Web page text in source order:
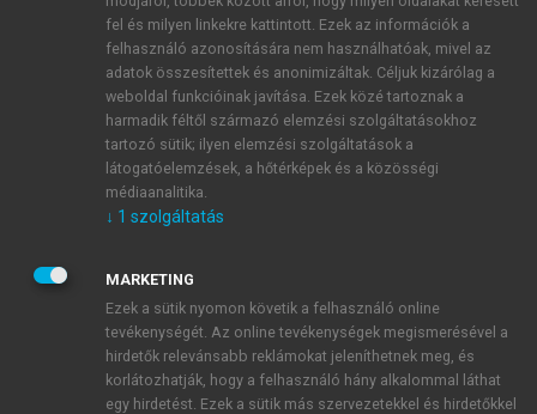
ÚJ FIÓK LÉTREHOZÁSA
1 óra díjmentes hozzáférés
E-MAIL-CÍM
JELSZÓ
JELSZÓ ÚJRA
fel és milyen linkekre kattintott. Ezek az információk a
felhasználó azonosítására nem használhatóak, mivel az
adatok összesítettek és anonimizáltak. Céljuk kizárólag a
weboldal funkcióinak javítása. Ezek közé tartoznak a
harmadik féltől származó elemzési szolgáltatásokhoz
tartozó sütik; ilyen elemzési szolgáltatások a
látogatóelemzések, a hőtérképek és a közösségi
médiaanalitika.
↓ 1 szolgáltatás
MARKETING
Ezek a sütik nyomon követik a felhasználó online
tevékenységét. Az online tevékenységek megismerésével a
hirdetők relevánsabb reklámokat jeleníthetnek meg, és
korlátozhatják, hogy a felhasználó hány alkalommal láthat
egy hirdetést. Ezek a sütik más szervezetekkel és hirdetőkkel